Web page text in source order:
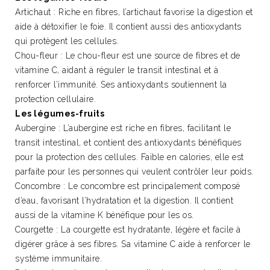
Artichaut : Riche en fibres, l’artichaut favorise la digestion et
aide à détoxifier le foie. Il contient aussi des antioxydants
qui protègent les cellules.
Chou-fleur : Le chou-fleur est une source de fibres et de
vitamine C, aidant à réguler le transit intestinal et à
renforcer l’immunité. Ses antioxydants soutiennent la
protection cellulaire.
Les légumes-fruits
Aubergine : L’aubergine est riche en fibres, facilitant le
transit intestinal, et contient des antioxydants bénéfiques
pour la protection des cellules. Faible en calories, elle est
parfaite pour les personnes qui veulent contrôler leur poids.
Concombre : Le concombre est principalement composé
d’eau, favorisant l’hydratation et la digestion. Il contient
aussi de la vitamine K bénéfique pour les os.
Courgette : La courgette est hydratante, légère et facile à
digérer grâce à ses fibres. Sa vitamine C aide à renforcer le
système immunitaire.